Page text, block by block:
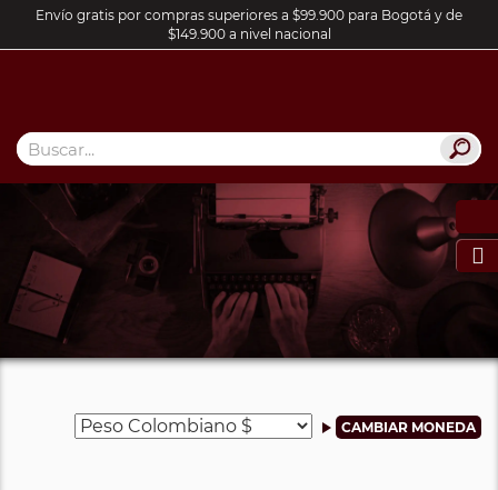
Envío gratis por compras superiores a $99.900 para Bogotá y de
$149.900 a nivel nacional
